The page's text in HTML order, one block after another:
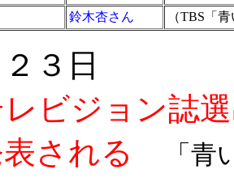
鈴木杏さん （TBS「
３日
ビジョン誌
される
「